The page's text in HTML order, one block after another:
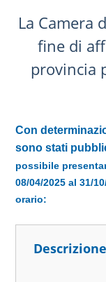
La Camera
fine di
provincia
Con
sono stati
possibile
08/04/2025 al 31/
orario: